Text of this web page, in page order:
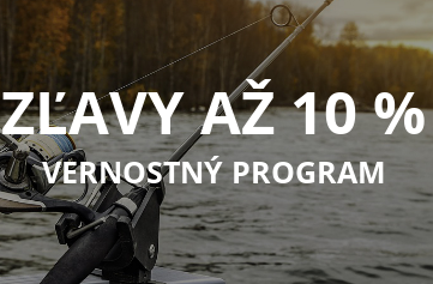
ZĽAVY AŽ 10 %
VERNOSTNÝ PROGRAM